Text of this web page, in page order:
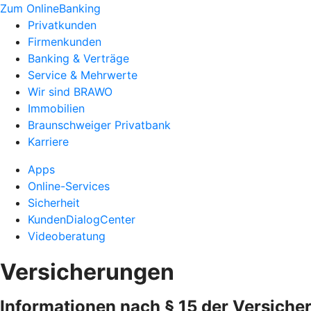
Zum OnlineBanking
Privatkunden
Firmenkunden
Banking & Verträge
Service & Mehrwerte
Wir sind BRAWO
Immobilien
Braunschweiger Privatbank
Karriere
Apps
Online-Services
Sicherheit
KundenDialogCenter
Videoberatung
Versicherungen
Informationen nach § 15 der